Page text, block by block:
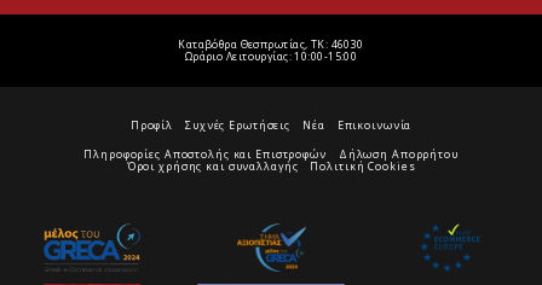
Καταβόθρα Θεσπρωτίας, ΤΚ: 46030
Ωράριο Λειτουργίας: 10:00-15:00
Προφίλ Συχνές Ερωτήσεις Νέα
Επικοινωνία
Πληροφορίες Αποστολής και Επιστροφών
Δήλωση Απορρήτου
Όροι χρήσης και συναλλαγής
Πολιτική Cookies